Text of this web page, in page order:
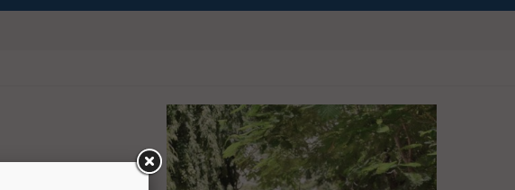
Xe Ford Ranger XLS 4×2 AT